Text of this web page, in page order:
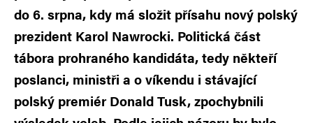
do 6. srpna, kdy má složit přísahu nový polský
prezident Karol Nawrocki. Politická část
tábora prohraného kandidáta, tedy někteří
poslanci, ministři a o víkendu i stávající
polský premiér Donald Tusk, zpochybnili